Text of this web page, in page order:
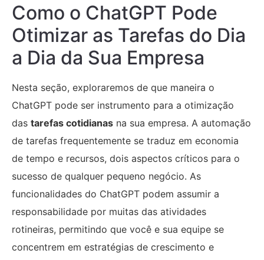
Como o ChatGPT Pode
Otimizar as Tarefas do Dia
a Dia da Sua Empresa
Nesta seção, exploraremos de que maneira o
ChatGPT pode ser instrumento para a otimização
das tarefas cotidianas na sua empresa. A automação
de tarefas frequentemente se traduz em economia
de tempo e recursos, dois aspectos críticos para o
sucesso de qualquer pequeno negócio. As
funcionalidades do ChatGPT podem assumir a
responsabilidade por muitas das atividades
rotineiras, permitindo que você e sua equipe se
concentrem em estratégias de crescimento e